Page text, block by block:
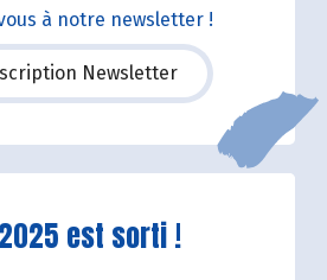
à notre newsletter !
Newsletter
de l'article
2025 est sorti !